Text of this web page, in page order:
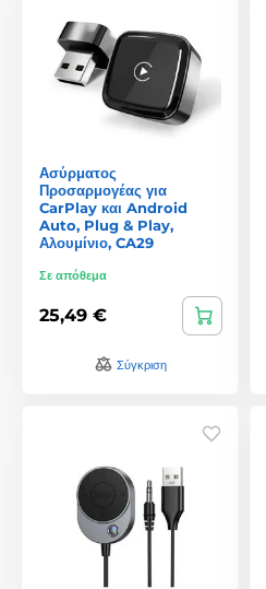
Ασύρματος
Προσαρμογέας για
CarPlay και Android
Auto, Plug & Play,
Αλουμίνιο, CA29
Σε απόθεμα
25,49 €
Σύγκριση